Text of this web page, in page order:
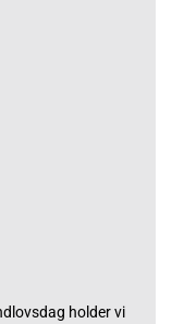
holder vi